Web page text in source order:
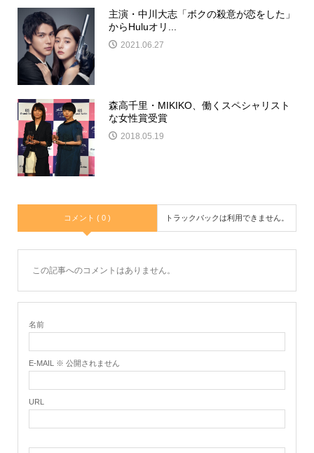
主演・中川大志「ボクの殺意が恋をした」
からHuluオリ...
2021.06.27
森高千里・MIKIKO、働くスペシャリスト
な女性賞受賞
2018.05.19
コメント ( 0 ) トラックバックは利用できません。
この記事へのコメントはありません。
名前
E-MAIL ※ 公開されません
URL